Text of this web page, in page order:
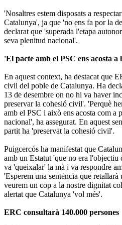
'Nosaltres estem disposats a
Catalunya', ja que 'no ens fa por la
declarat que 'superada l'etapa
seva plenitud nacional'.
'El pacte amb el PSC ens acosta a
En aquest context, ha destacat que
civil del poble de Catalunya. Ha
13 de desembre on no hi va haver
preservar la cohesió civil'. 'Perquè
amb el PSC i això ens acosta com a
nacional', ha assegurat. En aquest
partit ha 'preservat la cohesió civil'.
Puigcercós ha manifestat que
amb un Estatut 'que no era
va 'queixalar' la mà i va respondre
'Esperem una sentència que
veurem un cop a la nostre dignitat
alertat que Catalunya 'vol més'.
ERC consultarà 140.000 persones